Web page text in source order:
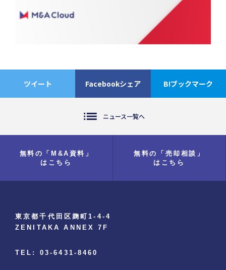
ツイート Facebookシェア B!ブックマーク
list ニュース一覧へ
無料の「M&A資料」
はこちら
無料の「売却相談」
はこちら
東京都千代田区麹町1-4-4
ZENITAKA ANNEX 7F
TEL: 03-6431-8460